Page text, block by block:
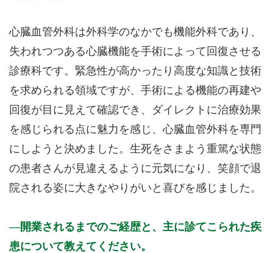
心臓血管外科は外科学のなかでも機能外科であり、
失われつつある心臓機能を手術によって回復させる
診療科です。緊急性が高かったり高度な知識と技術
を求められる領域ですが、手術による機能の再建や
回復が目に見えて確認でき、ダイレクトに治療効果
を感じられる点に魅力を感じ、心臓血管外科を専門
にしようと決めました。生死をさまよう重篤な状態
の患者さんが見違えるように元気になり、笑顔で退
院される姿に大きなやりがいと喜びを感じました。
開業されるまでのご経歴と、主に診てこられた疾
患について教えてください。